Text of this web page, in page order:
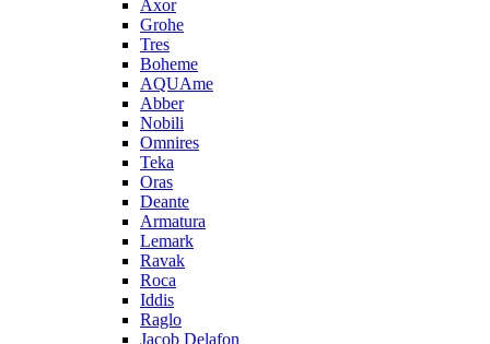
Axor
Grohe
Tres
Boheme
AQUAme
Abber
Nobili
Omnires
Teka
Oras
Deante
Armatura
Lemark
Ravak
Roca
Iddis
Raglo
Jacob Delafon